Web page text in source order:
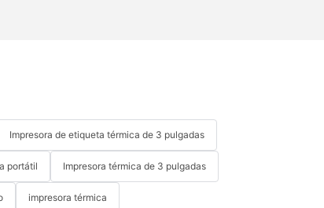
Impresora de etiqueta térmica de 3 pulgadas
portátil Impresora térmica de 3 pulgadas
impresora térmica